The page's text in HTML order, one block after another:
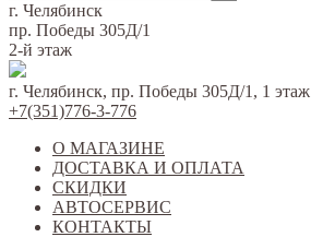
г. Челябинск
пр. Победы 305Д/1
2-й этаж
г. Челябинск, пр. Победы 305Д/1, 1 этаж
+7(351)776-3-776
О МАГАЗИНЕ
ДОСТАВКА И ОПЛАТА
СКИДКИ
АВТОСЕРВИС
КОНТАКТЫ